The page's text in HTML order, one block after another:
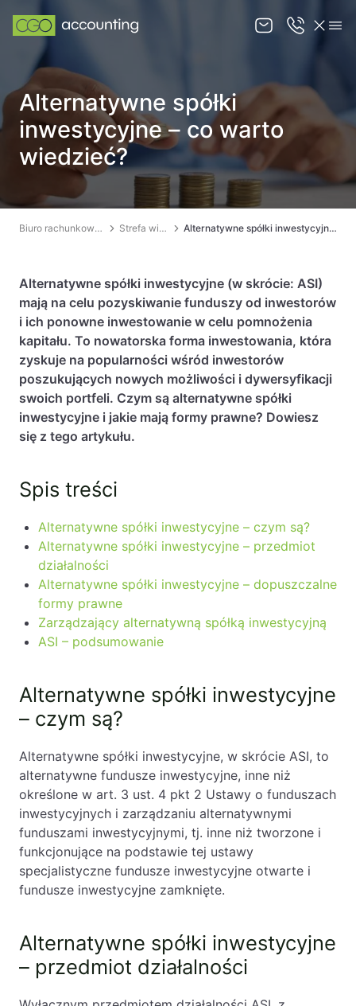
O nas
Oferta
Strefa wiedzy
Alternatywne spółki
inwestycyjne – co warto
wiedzieć?
Biuro rachunkowe Łódź Strefa wiedzy Alternatywne spółki inwestycyjne – co warto wiedzieć?
Alternatywne spółki inwestycyjne (w skrócie: ASI)
mają na celu pozyskiwanie funduszy od inwestorów
i ich ponowne inwestowanie w celu pomnożenia
kapitału. To nowatorska forma inwestowania, która
zyskuje na popularności wśród inwestorów
poszukujących nowych możliwości i dywersyfikacji
swoich portfeli. Czym są alternatywne spółki
inwestycyjne i jakie mają formy prawne? Dowiesz
się z tego artykułu.
Spis treści
Alternatywne spółki inwestycyjne – czym są?
Alternatywne spółki inwestycyjne – przedmiot
działalności
Alternatywne spółki inwestycyjne – dopuszczalne
formy prawne
Zarządzający alternatywną spółką inwestycyjną
ASI – podsumowanie
Alternatywne spółki inwestycyjne
– czym są?
Alternatywne spółki inwestycyjne, w skrócie ASI, to
alternatywne fundusze inwestycyjne, inne niż
określone w art. 3 ust. 4 pkt 2 Ustawy o funduszach
inwestycyjnych i zarządzaniu alternatywnymi
funduszami inwestycyjnymi, tj. inne niż tworzone i
funkcjonujące na podstawie tej ustawy
specjalistyczne fundusze inwestycyjne otwarte i
fundusze inwestycyjne zamknięte.
Alternatywne spółki inwestycyjne
– przedmiot działalności